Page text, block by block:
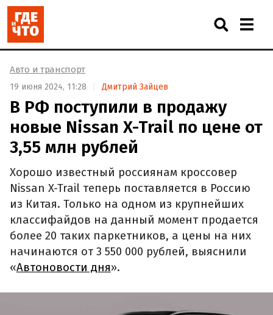
Авто и транспорт
19 июня 2024, 11:28 Дмитрий Зайцев
В РФ поступили в продажу
новые Nissan X-Trail по цене от
3,55 млн рублей
Хорошо известный россиянам кроссовер
Nissan X-Trail теперь поставляется в Россию
из Китая. Только на одном из крупнейших
классифайдов на данный момент продается
более 20 таких паркетников, а цены на них
начинаются от 3 550 000 рублей, выяснили
«Автоновости дня».